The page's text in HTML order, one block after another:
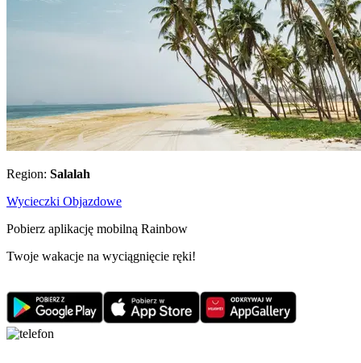
Region: Salalah
Wycieczki Objazdowe
Pobierz aplikację mobilną Rainbow
Twoje wakacje na wyciągnięcie ręki!